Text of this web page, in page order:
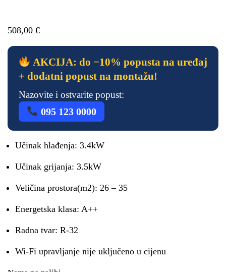
508,00 €
AKCIJA: do −10% popusta na uređaj
+ dodatni popust na montažu!
Nazovite i ostvarite popust:
095 123 0000
Učinak hlađenja: 3.4kW
Učinak grijanja: 3.5kW
Veličina prostora(m2): 26 – 35
Energetska klasa: A++
Radna tvar: R-32
Wi-Fi upravljanje nije uključeno u cijenu